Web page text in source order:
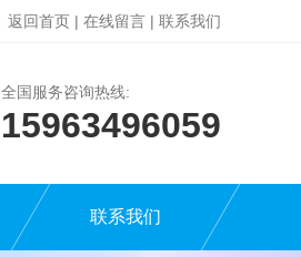
返回首页 | 在线留言 | 联系我们
全国服务咨询热线:
15963496059
联系我们